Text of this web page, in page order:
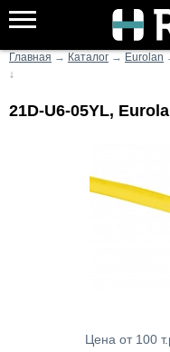
Главная → Каталог → Eurolan
↓
21D-U6-05YL,
Цена от 100